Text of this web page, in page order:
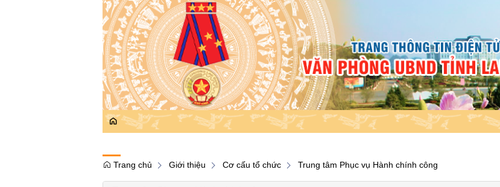
Trang chủ Giới thiệu Cơ cấu tổ chức Trung tâm Phục vụ Hành chính công